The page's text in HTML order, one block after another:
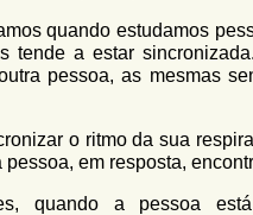
quando estudamos
tende a estar
pessoa, as mesmas
o ritmo da sua
em resposta,
quando a pessoa